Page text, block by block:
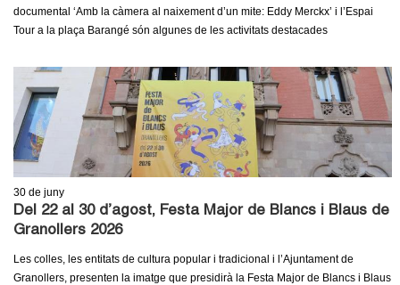
G
e
c
r
c
a
documental ‘Amb la càmera al naixement d’un mite: Eddy Merckx’ i l’Espai
Tour a la plaça Barangé són algunes de les activitats destacades
30 de juny
Del 22 al 30 d’agost, Festa Major de Blancs i Blaus de
Granollers 2026
Les colles, les entitats de cultura popular i tradicional i l’Ajuntament de
Granollers, presenten la imatge que presidirà la Festa Major de Blancs i Blaus